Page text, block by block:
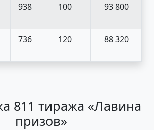
938 100 93 800
736 120 88 320
811 тиража «Лавина
призов»